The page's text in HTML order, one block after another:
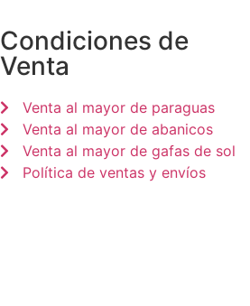
Condiciones de
Venta
Venta al mayor de paraguas
Venta al mayor de abanicos
Venta al mayor de gafas de sol
Política de ventas y envíos